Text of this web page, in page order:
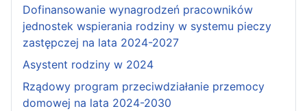
Dofinansowanie wynagrodzeń pracowników
jednostek wspierania rodziny w systemu pieczy
zastępczej na lata 2024-2027
Asystent rodziny w 2024
Rządowy program przeciwdziałanie przemocy
domowej na lata 2024-2030